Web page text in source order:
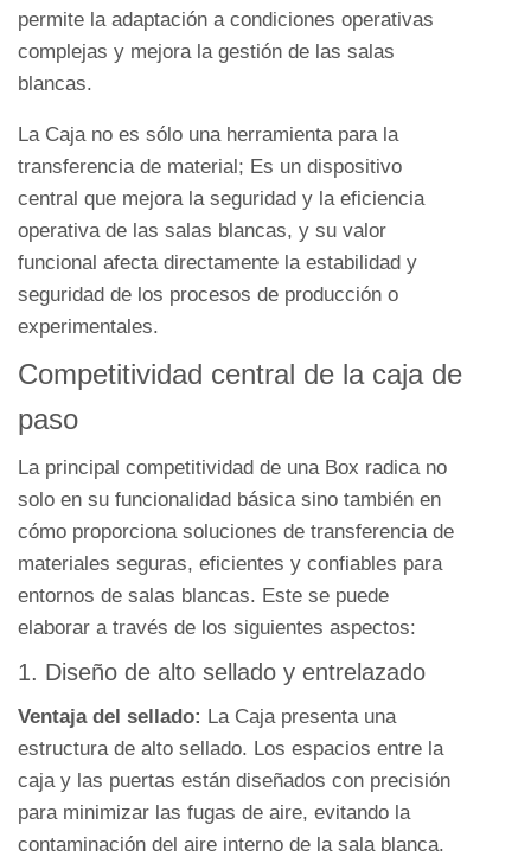
4.
de
productos
electrónicos
y
semiconductores
4.5
5.
médicos
y
avanzada
y
limpieza
y
mantenimiento
de
la
permite la adaptación a condiciones operativas
complejas y mejora la gestión de las salas
blancas.
La Caja no es sólo una herramienta para la
transferencia de material; Es un dispositivo
central que mejora la seguridad y la eficiencia
operativa de las salas blancas, y su valor
funcional afecta directamente la estabilidad y
seguridad de los procesos de producción o
experimentales.
Competitividad central de la caja de
paso
La principal competitividad de una Box radica no
solo en su funcionalidad básica sino también en
cómo proporciona soluciones de transferencia de
materiales seguras, eficientes y confiables para
entornos de salas blancas. Este se puede
elaborar a través de los siguientes aspectos:
1. Diseño de alto sellado y entrelazado
Ventaja del sellado: La Caja presenta una
estructura de alto sellado. Los espacios entre la
caja y las puertas están diseñados con precisión
para minimizar las fugas de aire, evitando la
contaminación del aire interno de la sala blanca.